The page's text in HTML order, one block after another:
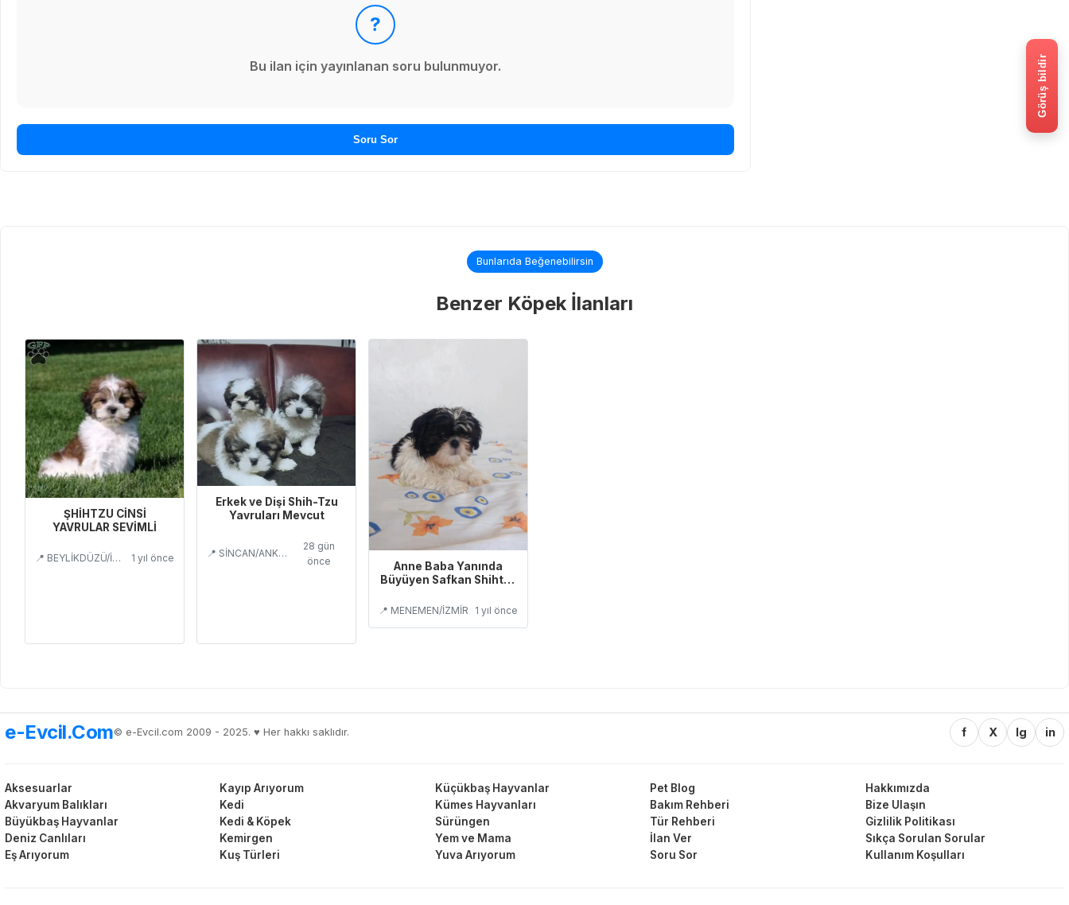
?
Bu ilan için yayınlanan soru bulunmuyor.
Soru Sor
Bunlarıda Beğenebilirsin
Benzer Köpek İlanları
ŞHİHTZU CİNSİ
YAVRULAR SEVİMLİ
📍 BEYLİKDÜZÜ/İSTANBUL 1 yıl önce
Erkek ve Dişi Shih-Tzu
Yavruları Mevcut
📍 SİNCAN/ANKARA
28 gün
önce
Anne Baba Yanında
Büyüyen Safkan Shihtzu
📍 MENEMEN/İZMİR 1 yıl önce
e-Evcil.Com© e-Evcil.com 2009 - 2025. ♥️ Her hakkı saklıdır. f X Ig in
Aksesuarlar
Akvaryum Balıkları
Büyükbaş Hayvanlar
Deniz Canlıları
Eş Arıyorum
Kayıp Arıyorum
Kedi
Kedi & Köpek
Kemirgen
Kuş Türleri
Küçükbaş Hayvanlar
Kümes Hayvanları
Sürüngen
Yem ve Mama
Yuva Arıyorum
Pet Blog
Bakım Rehberi
Tür Rehberi
İlan Ver
Soru Sor
Hakkımızda
Bize Ulaşın
Gizlilik Politikası
Sıkça Sorulan Sorular
Kullanım Koşulları
Görüş bildir